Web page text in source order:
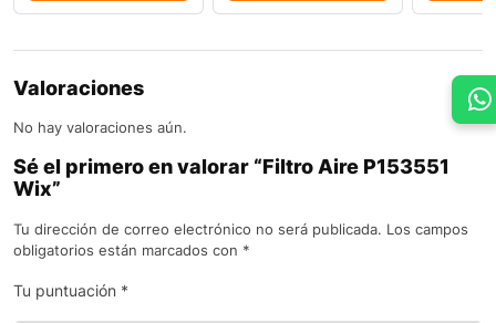
Valoraciones
No hay valoraciones aún.
Sé el primero en valorar “Filtro Aire P153551
Wix”
Tu dirección de correo electrónico no será publicada. Los campos
obligatorios están marcados con *
Tu puntuación *